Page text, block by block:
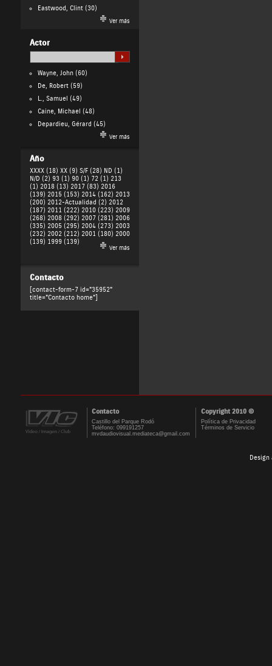
Eastwood, Clint(30)
Ver más
Actor
Wayne, John(60)
De, Robert(59)
L., Samuel (49)
Caine, Michael (48)
Depardieu, Gérard (45)
Ver más
Año
XXXX (18) XX (9) S/F (28) ND (1)
N/D (2) 93 (1) 90 (1) 72 (1) 213
(1) 2018 (13) 2017 (83) 2016
(139) 2015 (153) 2014 (162) 2013
(200) 2012-Actualidad (2) 2012
(187) 2011 (222) 2010 (223) 2009
(268) 2008 (292) 2007 (281) 2006
(335) 2005 (295) 2004 (273) 2003
(232) 2002 (212) 2001 (180) 2000
(139) 1999 (139)
Ver más
Contacto
[contact-form-7 id="35952"
title="Contacto home"]
Contacto Copyright 2010 ©
Castillo del Parque Rodó
Teléfono: 099191257
mvdaudiovisual.mediateca@gmail.com
Política de Privacidad
Términos de Servicio